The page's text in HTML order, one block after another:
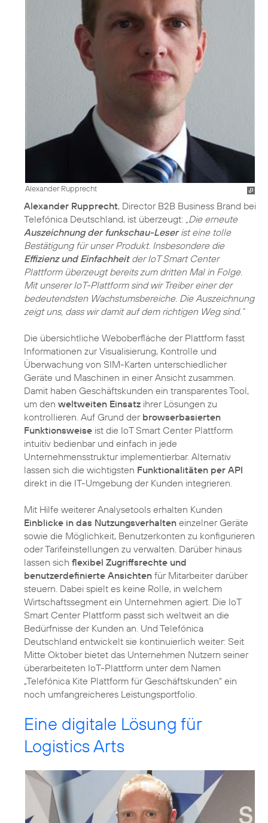
Alexander Rupprecht
Alexander Rupprecht, Director B2B Business Brand bei
Telefónica Deutschland, ist überzeugt: „Die erneute
Auszeichnung der funkschau-Leserist eine tolle
Bestätigung für unser Produkt. Insbesondere die
Effizienz und Einfachheitder IoT Smart Center
Plattform überzeugt bereits zum dritten Mal in Folge.
Mit unserer IoT-Plattform sind wir Treiber einer der
bedeutendsten Wachstumsbereiche. Die Auszeichnung
zeigt uns, dass wir damit auf dem richtigen Weg sind.“
Die übersichtliche Weboberfläche der Plattform fasst
Informationen zur Visualisierung, Kontrolle und
Überwachung von SIM-Karten unterschiedlicher
Geräte und Maschinen in einer Ansicht zusammen.
Damit haben Geschäftskunden ein transparentes Tool,
um den weltweiten Einsatz ihrer Lösungen zu
kontrollieren. Auf Grund der browserbasierten
Funktionsweise ist die IoT Smart Center Plattform
intuitiv bedienbar und einfach in jede
Unternehmensstruktur implementierbar. Alternativ
lassen sich die wichtigsten Funktionalitäten per API
direkt in die IT-Umgebung der Kunden integrieren.
Mit Hilfe weiterer Analysetools erhalten Kunden
Einblicke in das Nutzungsverhalten einzelner Geräte
sowie die Möglichkeit, Benutzerkonten zu konfigurieren
oder Tarifeinstellungen zu verwalten. Darüber hinaus
lassen sich flexibel Zugriffsrechte und
benutzerdefinierte Ansichten für Mitarbeiter darüber
steuern. Dabei spielt es keine Rolle, in welchem
Wirtschaftssegment ein Unternehmen agiert. Die IoT
Smart Center Plattform passt sich weltweit an die
Bedürfnisse der Kunden an. Und Telefónica
Deutschland entwickelt sie kontinuierlich weiter: Seit
Mitte Oktober bietet das Unternehmen Nutzern seiner
überarbeiteten IoT-Plattform unter dem Namen
„Telefónica Kite Plattform für Geschäftskunden“ ein
noch umfangreicheres Leistungsportfolio.
Eine digitale Lösung für
Logistics Arts